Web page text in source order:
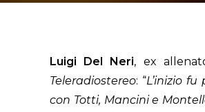
Luigi Del Neri, ex
Teleradiostereo: “L’inizio fu
con Totti, Mancini e